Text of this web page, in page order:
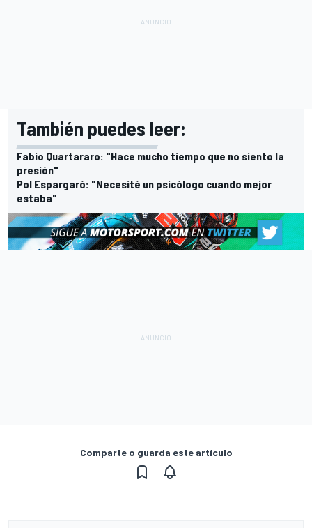
También puedes leer:
Fabio Quartararo: "Hace mucho tiempo que no siento la
presión"
Pol Espargaró: "Necesité un psicólogo cuando mejor
estaba"
Comparte o guarda este artículo